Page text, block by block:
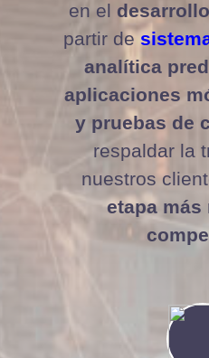
en el
partir de
analítica
aplicaciones
y pruebas de
respaldar la
nuestros
etapa más